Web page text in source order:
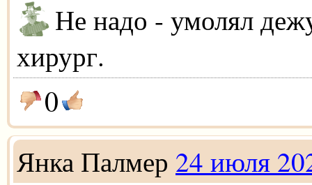
Не надо - умолял
хирург.
0
Янка Палмер 24 июля